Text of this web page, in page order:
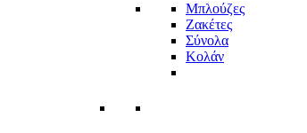
Μπλούζες
Ζακέτες
Σύνολα
Κολάν